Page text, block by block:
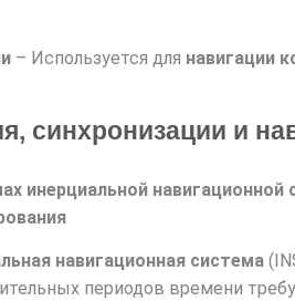
– Используется для навигации
синхронизации и
инерциальной
навигационная система
периодов времени